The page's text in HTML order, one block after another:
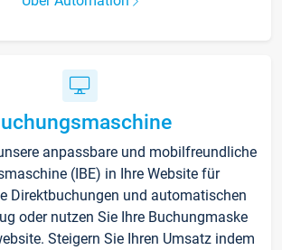
anpassbare und mobilfreundliche
(IBE) in Ihre Website für
Direktbuchungen und automatischen
oder nutzen Sie Ihre Buchungmaske
Steigern Sie Ihren Umsatz indem